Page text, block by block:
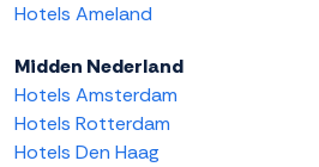
Hotels Ameland
Midden Nederland
Hotels Amsterdam
Hotels Rotterdam
Hotels Den Haag